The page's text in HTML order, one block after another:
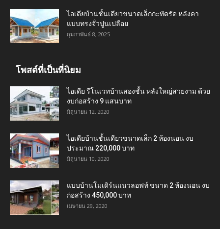
ไอเดียบ้านชั้นเดียวขนาดเล็กกะทัดรัด หลังคา
แบบทรงจั่วปูนเปลือย
กุมภาพันธ์ 8, 2025
โพสต์ที่เป็นที่นิยม
ไอเดีย รีโนเวทบ้านสองชั้น หลังใหญ่สวยงาม ด้วย
งบก่อสร้าง 9 แสนบาท
มิถุนายน 12, 2020
ไอเดียบ้านชั้นเดียวขนาดเล็ก 2 ห้องนอน งบ
ประมาณ 220,000 บาท
มิถุนายน 10, 2020
แบบบ้านโมเดิร์นแนวลอฟท์ ขนาด 2 ห้องนอน งบ
ก่อสร้าง 450,000 บาท
เมษายน 29, 2020